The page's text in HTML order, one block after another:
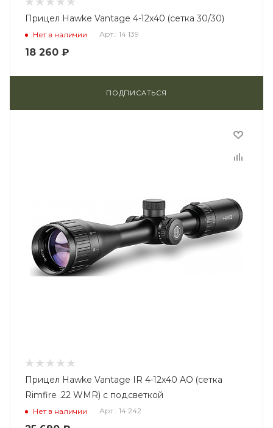
Прицел Hawke Vantage 4-12x40 (сетка 30/30)
Нет в наличии Арт.: 14 139
18 260 ₽
ПОДПИСАТЬСЯ
Прицел Hawke Vantage IR 4-12x40 AO (сетка
Rimfire .22 WMR) с подсветкой
Нет в наличии Арт.: 14 242